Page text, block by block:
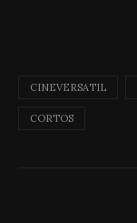
CINEVERSATIL
CORTOS